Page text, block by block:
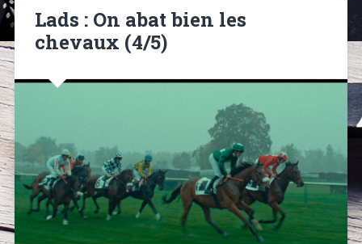
Lads : On abat bien les
chevaux (4/5)